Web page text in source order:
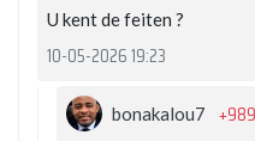
U kent de feiten ?
10-05-2026 19:23
bonakalou7